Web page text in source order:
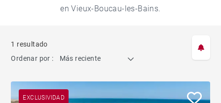
en Vieux-Boucau-les-Bains.
1 resultado
Ordenar por :
Más reciente
EXCLUSIVIDAD